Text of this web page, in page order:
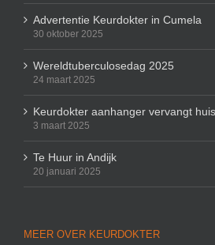
Advertentie Keurdokter in Cumela
30 oktober 2025
Wereldtuberculosedag 2025
24 maart 2025
Keurdokter aanhanger vervangt
3 maart 2025
Te Huur in Andijk
20 januari 2025
MEER OVER KEURDOKTER